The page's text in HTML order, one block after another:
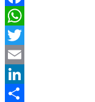
Facebook
WhatsApp
Twitter
Email
LinkedIn